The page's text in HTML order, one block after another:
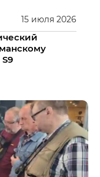
15 июля 2026